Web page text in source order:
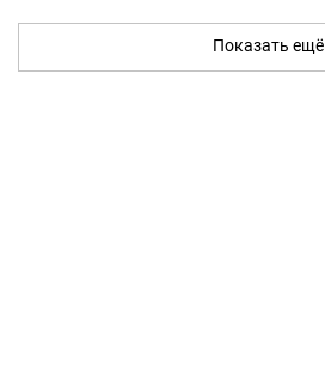
Показать ещё